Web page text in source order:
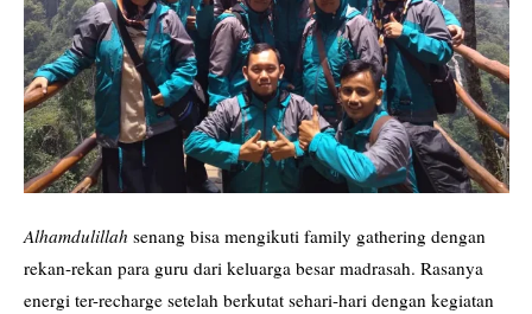
Alhamdulillah senang bisa mengikuti family gathering dengan
rekan-rekan para guru dari keluarga besar madrasah. Rasanya
energi ter-recharge setelah berkutat sehari-hari dengan kegiatan